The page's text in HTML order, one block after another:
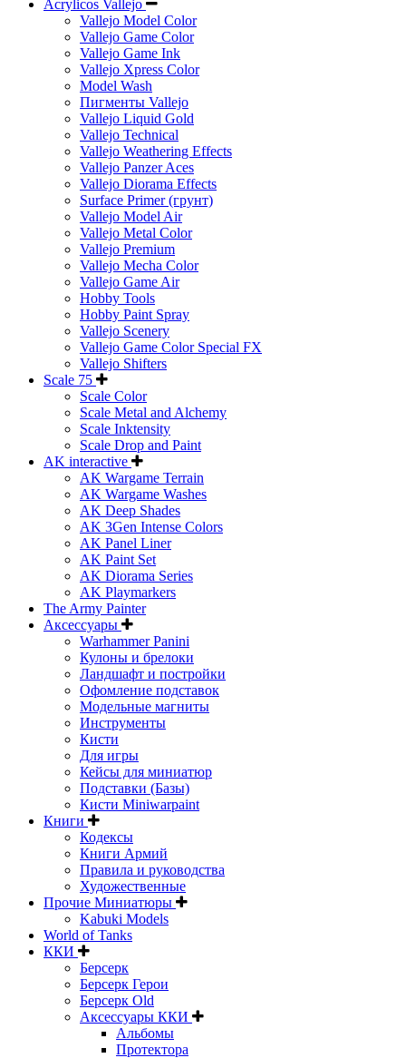
Acrylicos Vallejo
Vallejo Model Color
Vallejo Game Color
Vallejo Game Ink
Vallejo Xpress Color
Model Wash
Пигменты Vallejo
Vallejo Liquid Gold
Vallejo Technical
Vallejo Weathering Effects
Vallejo Panzer Aces
Vallejo Diorama Effects
Surface Primer (грунт)
Vallejo Model Air
Vallejo Metal Color
Vallejo Premium
Vallejo Mecha Color
Vallejo Game Air
Hobby Tools
Hobby Paint Spray
Vallejo Scenery
Vallejo Game Color Special FX
Vallejo Shifters
Scale 75
Scale Color
Scale Metal and Alchemy
Scale Inktensity
Scale Drop and Paint
AK interactive
AK Wargame Terrain
AK Wargame Washes
AK Deep Shades
AK 3Gen Intense Colors
AK Panel Liner
AK Paint Set
AK Diorama Series
AK Playmarkers
The Army Painter
Аксессуары
Warhammer Panini
Кулоны и брелоки
Ландшафт и постройки
Офомление подставок
Модельные магниты
Инструменты
Кисти
Для игры
Кейсы для миниатюр
Подставки (Базы)
Кисти Miniwarpaint
Книги
Кодексы
Книги Армий
Правила и руководства
Художественные
Прочие Миниатюры
Kabuki Models
World of Tanks
ККИ
Берсерк
Берсерк Герои
Берсерк Old
Аксессуары ККИ
Альбомы
Протектора